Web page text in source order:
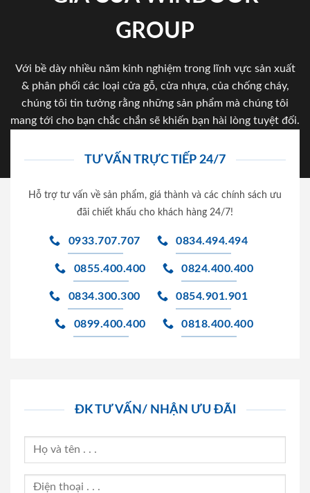
GROUP
Với bề dày nhiều năm kinh nghiệm trong lĩnh vực sản xuất
& phân phối các loại cửa gỗ, cửa nhựa, của chống cháy,
chúng tôi tin tưởng rằng những sản phẩm mà chúng tôi
mang tới cho bạn chắc chắn sẽ khiến bạn hài lòng tuyệt đối.
TƯ VẤN TRỰC TIẾP 24/7
Hỗ trợ tư vấn về sản phẩm, giá thành và các chính sách ưu
đãi chiết khấu cho khách hàng 24/7!
0933.707.707 0834.494.494
0855.400.400 0824.400.400
0834.300.300 0854.901.901
0899.400.400 0818.400.400
ĐK TƯ VẤN/ NHẬN ƯU ĐÃI